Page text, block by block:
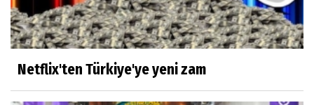
Netflix'ten Türkiye'ye yeni zam